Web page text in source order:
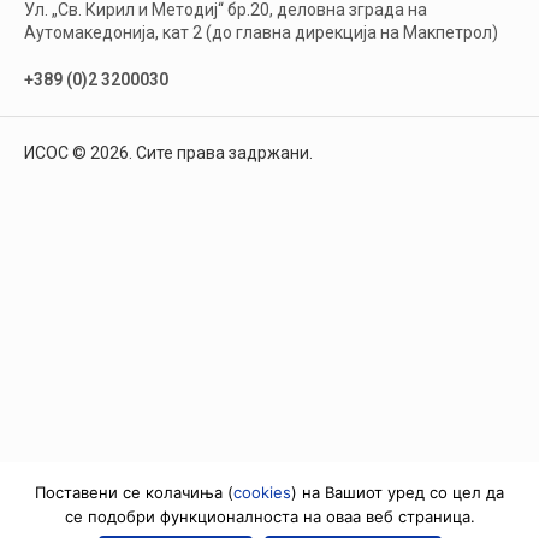
Ул. „Св. Кирил и Методиј“ бр.20, деловна зграда на
Аутомакедонија, кат 2 (до главна дирекција на Макпетрол)
+389 (0)2 3200030
ИСОС © 2026. Сите права задржани.
Поставени се колачиња (cookies) на Вашиот уред со цел да
се подобри функционалноста на оваа веб страница.